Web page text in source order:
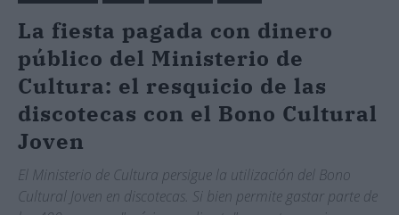
La fiesta pagada con dinero
público del Ministerio de
Cultura: el resquicio de las
discotecas con el Bono Cultural
Joven
El Ministerio de Cultura persigue la utilización del Bono
Cultural Joven en discotecas. Si bien permite gastar parte de